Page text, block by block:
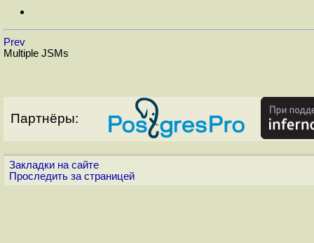
Prev
Multiple JSMs
Партнёры:
Закладки на сайте
Проследить за страницей